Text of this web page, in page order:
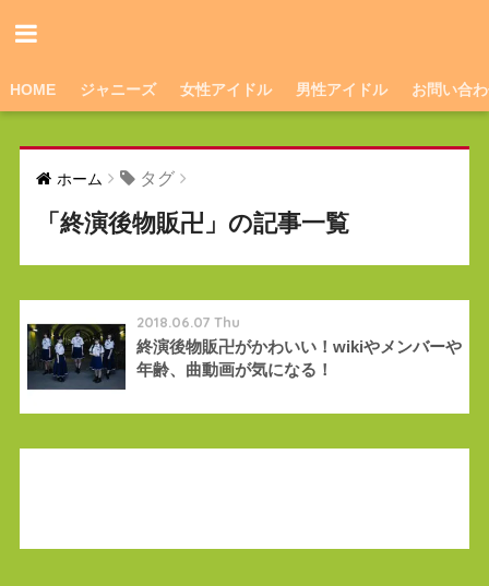
HOME ジャニーズ 女性アイドル 男性アイドル お問い合
ホーム タグ
「終演後物販卍」の記事一覧
2018.06.07 Thu
終演後物販卍がかわいい！wikiやメンバーや
年齢、曲動画が気になる！